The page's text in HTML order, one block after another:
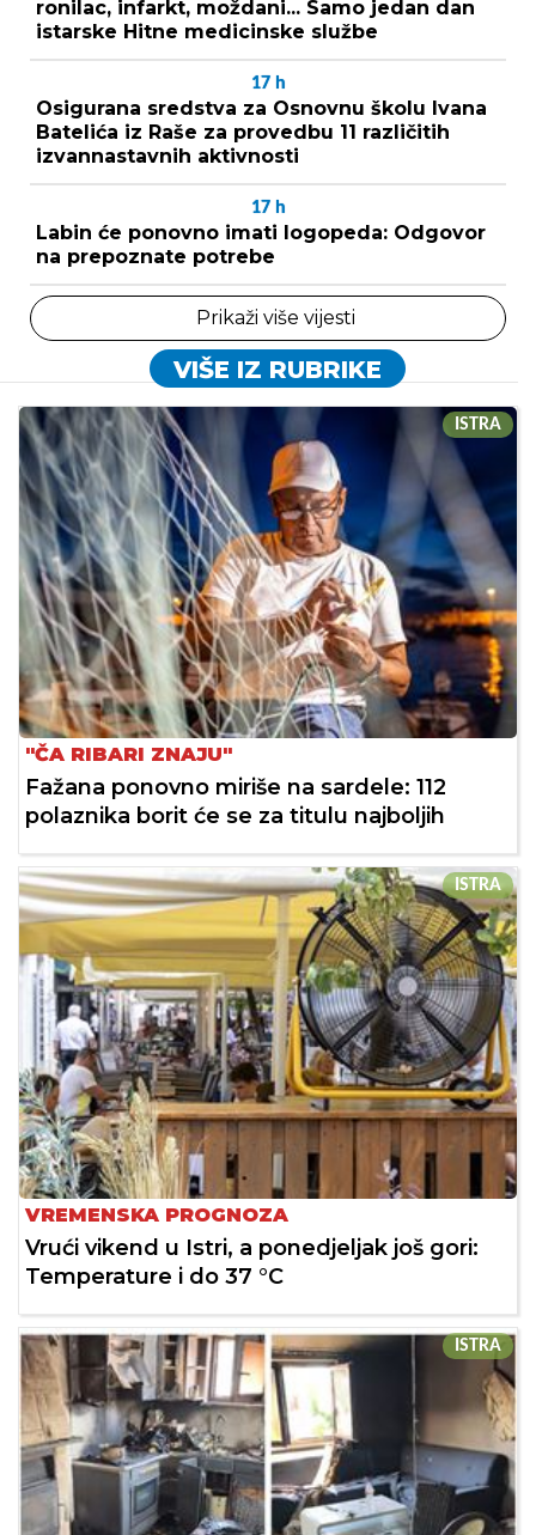
ronilac, infarkt, moždani... Samo jedan dan
istarske Hitne medicinske službe
17 h
Osigurana sredstva za Osnovnu školu Ivana
Batelića iz Raše za provedbu 11 različitih
izvannastavnih aktivnosti
17 h
Labin će ponovno imati logopeda: Odgovor
na prepoznate potrebe
Prikaži više vijesti
VIŠE IZ RUBRIKE
ISTRA
"ČA RIBARI ZNAJU"
Fažana ponovno miriše na sardele: 112
polaznika borit će se za titulu najboljih
ISTRA
VREMENSKA PROGNOZA
Vrući vikend u Istri, a ponedjeljak još gori:
Temperature i do 37 °C
ISTRA